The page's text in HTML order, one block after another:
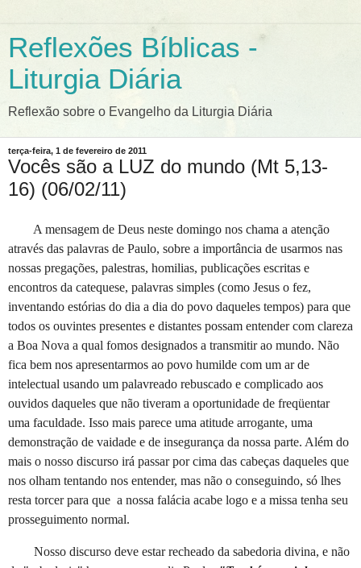
Reflexões Bíblicas -
Liturgia Diária
Reflexão sobre o Evangelho da Liturgia Diária
terça-feira, 1 de fevereiro de 2011
Vocês são a LUZ do mundo (Mt 5,13-
16) (06/02/11)
A mensagem de Deus neste domingo nos chama a atenção
através das palavras de Paulo, sobre a importância de usarmos nas
nossas pregações, palestras, homilias, publicações escritas e
encontros da catequese, palavras simples (como Jesus o fez,
inventando estórias do dia a dia do povo daqueles tempos) para que
todos os ouvintes presentes e distantes possam entender com clareza
a Boa Nova a qual fomos designados a transmitir ao mundo. Não
fica bem nos apresentarmos ao povo humilde com um ar de
intelectual usando um palavreado rebuscado e complicado aos
ouvidos daqueles que não tiveram a oportunidade de freqüentar
uma faculdade. Isso mais parece uma atitude arrogante, uma
demonstração de vaidade e de insegurança da nossa parte. Além do
mais o nosso discurso irá passar por cima das cabeças daqueles que
nos olham tentando nos entender, mas não o conseguindo, só lhes
resta torcer para que a nossa falácia acabe logo e a missa tenha seu
prosseguimento normal.
Nosso discurso deve estar recheado da sabedoria divina, e não